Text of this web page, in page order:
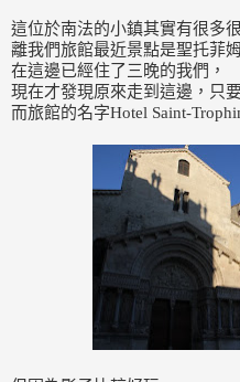
這位於南法的小鎮其實有很多
離我們旅館最近景點是聖托菲
在這邊已經住了三晚的我們，
現在才發現原來走到這邊，只
而旅館的名字Hotel Saint-